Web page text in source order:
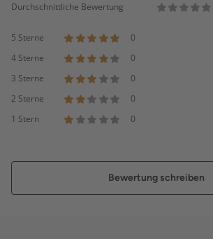
Durchschnittliche Bewertung
5 Sterne
0
4 Sterne
0
3 Sterne
0
2 Sterne
0
1 Stern
0
Bewertung schreiben